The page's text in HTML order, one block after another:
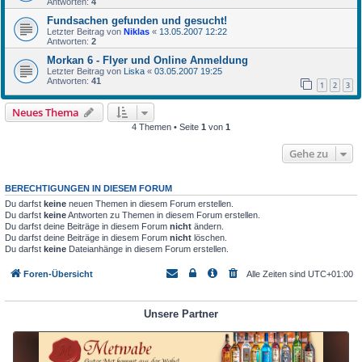
Fundsachen gefunden und gesucht!
Letzter Beitrag von Niklas « 13.05.2007 12:22
Antworten: 2
Morkan 6 - Flyer und Online Anmeldung
Letzter Beitrag von Liska « 03.05.2007 19:25
Antworten: 41 1 2 3
Neues Thema
4 Themen • Seite 1 von 1
Gehe zu
BERECHTIGUNGEN IN DIESEM FORUM
Du darfst keine neuen Themen in diesem Forum erstellen.
Du darfst keineAntworten zu Themen in diesem Forum erstellen.
Du darfst deine Beiträge in diesem Forum nicht ändern.
Du darfst deine Beiträge in diesem Forum nicht löschen.
Du darfst keine Dateianhänge in diesem Forum erstellen.
Foren-Übersicht Alle Zeiten sind UTC+01:00
Unsere Partner